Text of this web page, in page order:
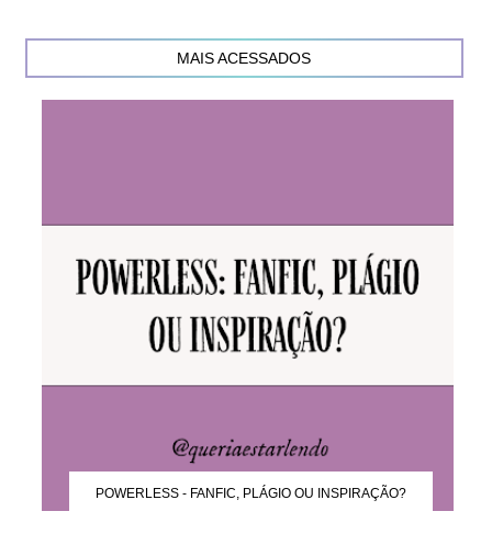
MAIS ACESSADOS
POWERLESS - FANFIC, PLÁGIO OU INSPIRAÇÃO?